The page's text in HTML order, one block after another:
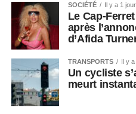
SOCIÉTÉ Il y a 1 jour
Le Cap-
après
d’Afida
TRANSPORTS Il y
Un cycliste
meurt